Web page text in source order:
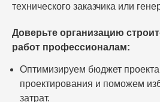
технического заказчика или
Доверьте организацию
работ профессионалам:
Оптимизируем бюджет
проектирования и поможем
затрат.